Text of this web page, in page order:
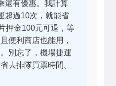
還有優惠。我計算
超過10次，就能省
押金100元可退，等
便利商店也能用，
別忘了，機場捷運
去排隊買票時間。